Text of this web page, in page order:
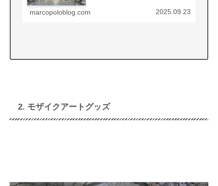
marcopoloblog.com 2025.09.23
2. モザイクアートグッズ